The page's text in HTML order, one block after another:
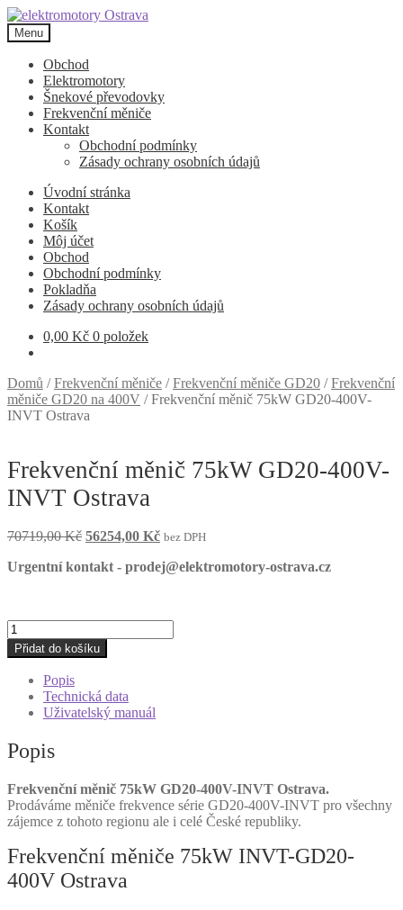
Přeskočit
na
navigaci
Přejít
k
obsahu
webu
Menu
Obchod
Elektromotory
Šnekové převodovky
Frekvenční měniče
Kontakt
Obchodní podmínky
Zásady ochrany osobních údajů
Úvodní stránka
Kontakt
Košík
Môj účet
Obchod
Obchodní podmínky
Pokladňa
Zásady ochrany osobních údajů
0,00 Kč 0 položek
Domů /Frekvenční měniče /Frekvenční měniče GD20 /Frekvenční
měniče GD20 na 400V /Frekvenční měnič 75kW GD20-400V-
INVT Ostrava
Frekvenční měnič 75kW GD20-400V-
INVT Ostrava
70719,00Kč Původní
byla:
56254,00 KčAktuální
je:
bez DPH
Urgentní kontakt - prodej@elektromotory-ostrava.cz
Frekvenční
měnič
75kW
GD20-
400V-
INVT
Ostrava
množství
Přidat do košíku
Popis
Technická data
Uživatelský manuál
Popis
Frekvenční měnič 75kW GD20-400V-INVT Ostrava.
Prodáváme měniče frekvence série GD20-400V-INVT pro všechny
zájemce z tohoto regionu ale i celé České republiky.
Frekvenční měniče 75kW INVT-GD20-
400V Ostrava